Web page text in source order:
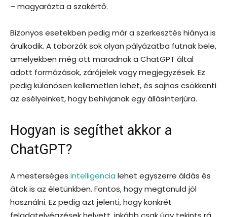
–magyarázta a szakértő.
Bizonyos esetekben pedig már a szerkesztés hiánya is
árulkodik. A toborzók sok olyan pályázatba futnak bele,
amelyekben még ott maradnak a ChatGPT által
adott formázások, zárójelek vagy megjegyzések. Ez
pedig különösen kellemetlen lehet, és sajnos csökkenti
az esélyeinket, hogy behívjanak egy állásinterjúra.
Hogyan is segíthet akkor a
ChatGPT?
A mesterséges intelligencia lehet egyszerre áldás és
átok is az életünkben. Fontos, hogy megtanuld jól
használni. Ez pedig azt jelenti, hogy konkrét